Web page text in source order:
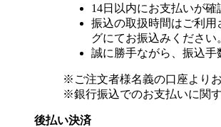
14日以内にお支払いが
振込の取扱時間はご利
グにてお振込みください
誠に勝手ながら、振込手
※ご注文者様名義の口座より
※銀行振込でのお支払いに関
後払い決済